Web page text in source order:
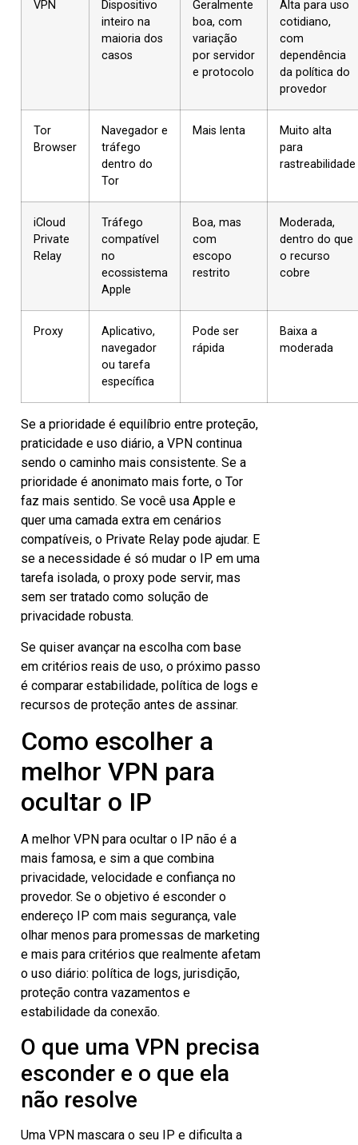
VPN
Dispositivo
inteiro na
maioria dos
casos
Geralmente
boa, com
variação
por servidor
e protocolo
Alta para uso
cotidiano,
com
dependência
da política do
provedor
Tor
Browser
Navegador e
tráfego
dentro do
Tor
Mais lenta
Muito alta
para
rastreabilidade
iCloud
Private
Relay
Tráfego
compatível
no
ecossistema
Apple
Boa, mas
com
escopo
restrito
Moderada,
dentro do que
o recurso
cobre
Proxy
Aplicativo,
navegador
ou tarefa
específica
Pode ser
rápida
Baixa a
moderada
Se a prioridade é equilíbrio entre proteção,
praticidade e uso diário, a VPN continua
sendo o caminho mais consistente. Se a
prioridade é anonimato mais forte, o Tor
faz mais sentido. Se você usa Apple e
quer uma camada extra em cenários
compatíveis, o Private Relay pode ajudar. E
se a necessidade é só mudar o IP em uma
tarefa isolada, o proxy pode servir, mas
sem ser tratado como solução de
privacidade robusta.
Se quiser avançar na escolha com base
em critérios reais de uso, o próximo passo
é comparar estabilidade, política de logs e
recursos de proteção antes de assinar.
Como escolher a
melhor VPN para
ocultar o IP
A melhor VPN para ocultar o IP não é a
mais famosa, e sim a que combina
privacidade, velocidade e confiança no
provedor. Se o objetivo é esconder o
endereço IP com mais segurança, vale
olhar menos para promessas de marketing
e mais para critérios que realmente afetam
o uso diário: política de logs, jurisdição,
proteção contra vazamentos e
estabilidade da conexão.
O que uma VPN precisa
esconder e o que ela
não resolve
Uma VPN mascara o seu IP e dificulta a